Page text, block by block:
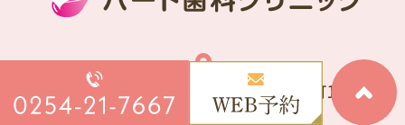
〒957-0067 新潟県新発田市中曽根町1-3-10